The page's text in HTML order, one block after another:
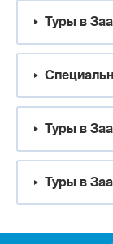
Туры в
Туры в
Туры в